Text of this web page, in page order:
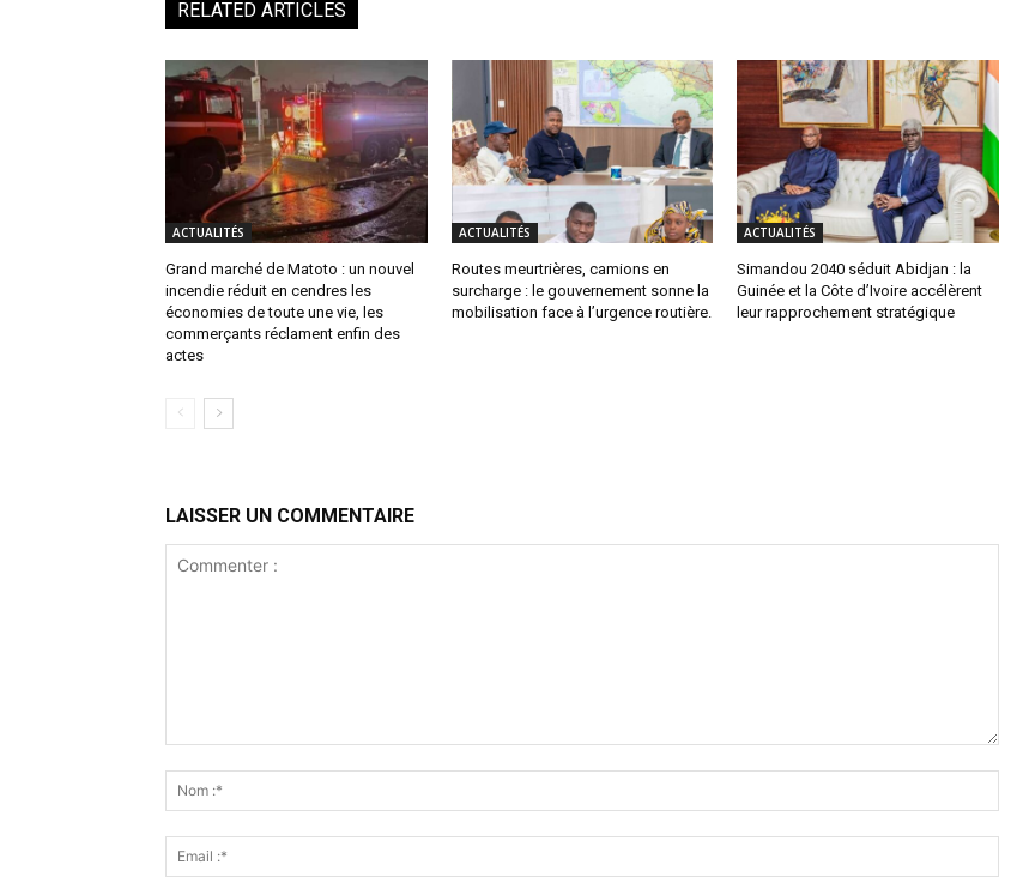
RELATED ARTICLES
ACTUALITÉS
Grand marché de Matoto : un nouvel
incendie réduit en cendres les
économies de toute une vie, les
commerçants réclament enfin des
actes
ACTUALITÉS
Routes meurtrières, camions en
surcharge : le gouvernement sonne la
mobilisation face à l’urgence routière.
ACTUALITÉS
Simandou 2040 séduit Abidjan : la
Guinée et la Côte d’Ivoire accélèrent
leur rapprochement stratégique
LAISSER UN COMMENTAIRE
:*
:*